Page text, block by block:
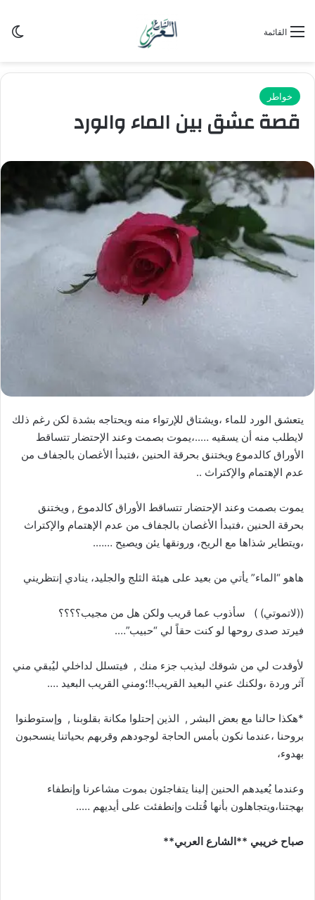
القائمة
خواطر
قصة عشق بين الماء والورد
يتعشق الورد للماء ،ويشتاق للإرتواء منه ويحتاجه بشدة لكن رغم ذلك
لايطلب منه أن يسقيه …..،يموت بصمت وعند الإحتضار تتساقط
الأوراق كالدموع ويختنق بحرقة الحنين ،فتبدأ الأغصان بالجفاف من
عدم الإهتمام والإكتراث ..
يموت بصمت وعند الإحتضار تتساقط الأوراق كالدموع , ويختنق
بحرقة الحنين ،فتبدأ الأغصان بالجفاف من عدم الإهتمام والإكتراث
،ويتطاير شذاها مع الريح، ورونقها يئن ويصيح …….
هاهو “الماء” يأتي من بعيد على هيئة الثلج والجليد، ينادي إنتظريني
((لاتموتي) ) سأذوب عما قريب ولكن هل من مجيب؟؟؟؟
فيرتد صدى روحها لو كنت حقاً لي “حبيب”….
لأوقدت لي من شوقك ليذيب جزء منك , فيتسلل لداخلي ليُبقي مني
آثر وردة ،ولكنك عني البعيد القريب!!؛ومني القريب البعيد ….
*هكذا حالنا مع بعض البشر , الذين إحتلوا مكانة بقلوبنا , وإستوطنوا
بروحنا ،عندما نكون بأمس الحاجة لوجودهم وقربهم بحياتنا ينسحبون
بهدوء،
وعندما يُعيدهم الحنين إلينا يتفاجئون بموت مشاعرنا وإنطفاء
بهجتنا،ويتجاهلون بأنها قُتلت وإنطفئت على أيديهم …..
صباح خريبي **الشارع العربي**